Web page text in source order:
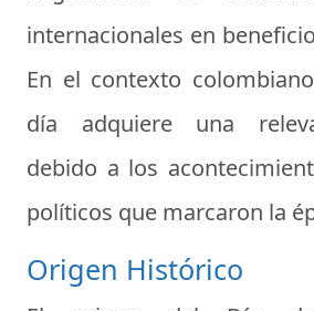
internacionales en
En el contexto
día adquiere una
debido a los
políticos que marcaron la
Origen Histórico